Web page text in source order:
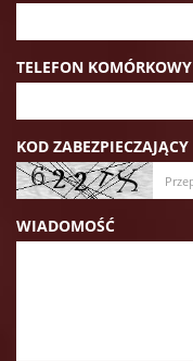
TELEFON KOMÓRKOWY
KOD ZABEZPIECZAJĄCY
WIADOMOŚĆ